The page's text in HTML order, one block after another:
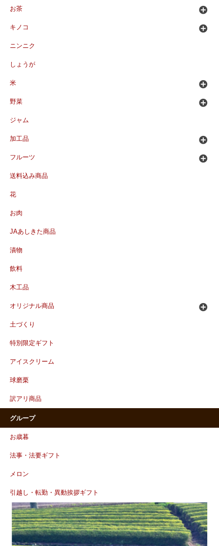
お茶
キノコ
ニンニク
しょうが
米
野菜
ジャム
加工品
フルーツ
送料込み商品
花
お肉
JAあしきた商品
漬物
飲料
木工品
オリジナル商品
土づくり
特別限定ギフト
アイスクリーム
球磨栗
訳アリ商品
グループ
お歳暮
法事・法要ギフト
メロン
引越し・転勤・異動挨拶ギフト